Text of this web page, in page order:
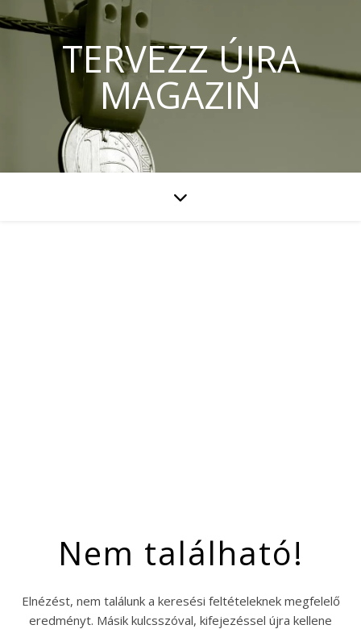
TERVEZZ ÚJRA
MAGAZIN
Nem található!
Elnézést, nem találunk a keresési feltételeknek megfelelő
eredményt. Másik kulcsszóval, kifejezéssel újra kellene